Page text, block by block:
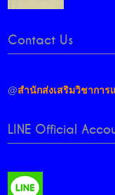
Contact Us
@สำนักส่งเสริมวิชาการ
LINE Official